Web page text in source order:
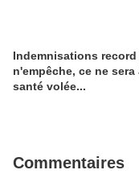
Indemnisations
n'empêche, ce ne
santé volée...
Commentaires